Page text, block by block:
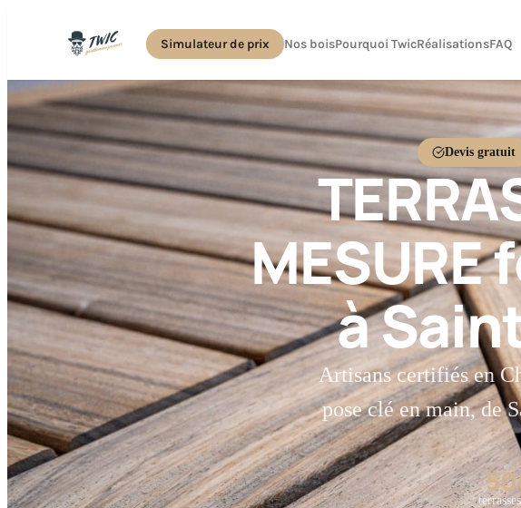
Simulateur de prix Nos boisPourquoi TwicRéalisationsFAQ
Devis gratuit
à
Artisans certifiés en
pose clé en main, de